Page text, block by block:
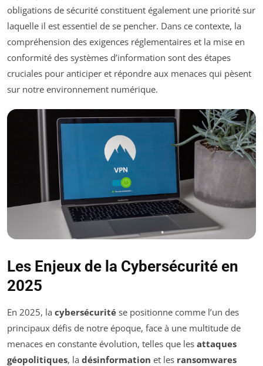
obligations de sécurité constituent également une priorité sur
laquelle il est essentiel de se pencher. Dans ce contexte, la
compréhension des exigences réglementaires et la mise en
conformité des systèmes d’information sont des étapes
cruciales pour anticiper et répondre aux menaces qui pèsent
sur notre environnement numérique.
Les Enjeux de la Cybersécurité en
2025
En 2025, la cybersécurité se positionne comme l’un des
principaux défis de notre époque, face à une multitude de
menaces en constante évolution, telles que les attaques
géopolitiques, la désinformation et les ransomwares